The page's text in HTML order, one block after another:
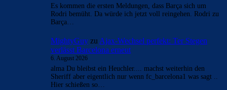
Es kommen die ersten Meldungen, dass Barça sich um
Rodri bemüht. Da würde ich jetzt voll reingehen. Rodri zu
Barça…
MightyGuy zu Ajax-Wechsel perfekt: Ter Stegen
verlässt Barcelona erneut
6. August 2026
alma Du bleibst ein Heuchler.... machst weiterhin den
Sheriff aber eigentlich nur wenn fc_barcelona1 was sagt ..
Hier schießen so…